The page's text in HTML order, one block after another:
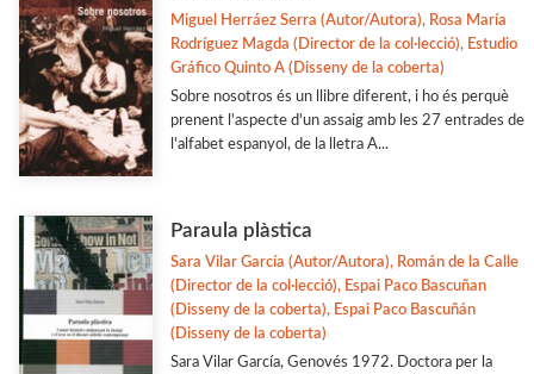
Miguel Herráez Serra (Autor/Autora), Rosa María
Rodríguez Magda (Director de la col·lecció), Estudio
Gráfico Quinto A (Disseny de la coberta)
Sobre nosotros és un llibre diferent, i ho és perquè
prenent l'aspecte d'un assaig amb les 27 entrades de
l'alfabet espanyol, de la lletra A...
Paraula plàstica
Sara Vilar García (Autor/Autora), Román de la Calle
(Director de la col·lecció), Espai Paco Bascuñan
(Disseny de la coberta), Espai Paco Bascuñán
(Disseny de la coberta)
Sara Vilar García, Genovés 1972. Doctora per la